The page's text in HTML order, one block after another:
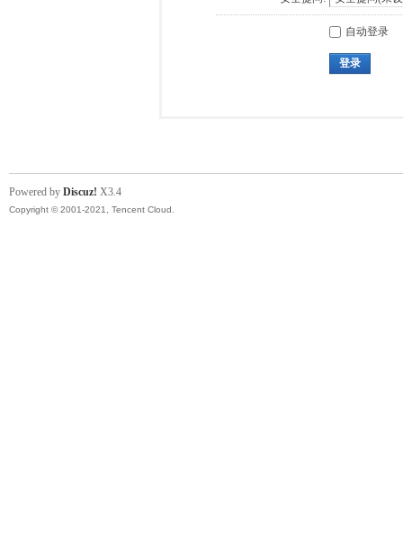
自动登录
登录
Powered by Discuz! X3.4
Copyright © 2001-2021, Tencent Cloud.